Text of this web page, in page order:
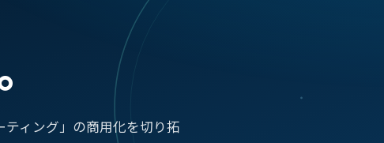
ィング」の商用化を切り拓